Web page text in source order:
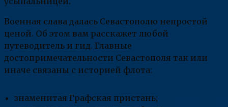
Военная слава далась Севастополю непростой
ценой. Об этом вам расскажет любой
путеводитель и гид. Главные
достопримечательности Севастополя так или
иначе связаны с историей флота:
знаменитая Графская пристань;